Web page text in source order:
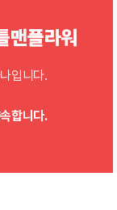
플라워
입니다.
합니다.